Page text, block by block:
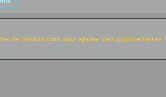
de onction.com pour ajouter des commentaires !